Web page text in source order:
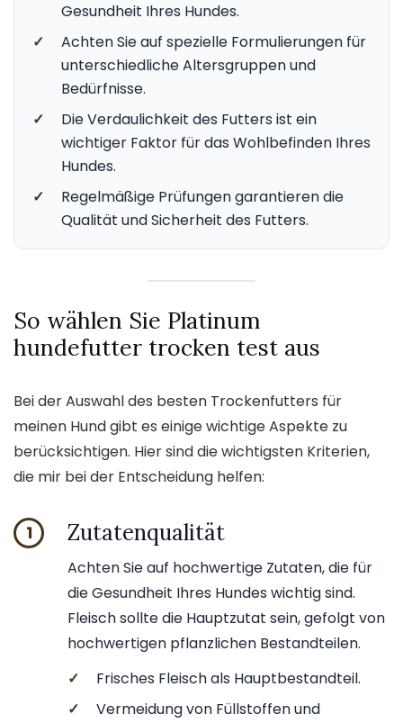
Gesundheit Ihres Hundes.
✓
Achten Sie auf spezielle Formulierungen für
unterschiedliche Altersgruppen und
Bedürfnisse.
✓
Die Verdaulichkeit des Futters ist ein
wichtiger Faktor für das Wohlbefinden Ihres
Hundes.
✓
Regelmäßige Prüfungen garantieren die
Qualität und Sicherheit des Futters.
So wählen Sie Platinum
hundefutter trocken test aus
Bei der Auswahl des besten Trockenfutters für
meinen Hund gibt es einige wichtige Aspekte zu
berücksichtigen. Hier sind die wichtigsten Kriterien,
die mir bei der Entscheidung helfen:
1 Zutatenqualität
Achten Sie auf hochwertige Zutaten, die für
die Gesundheit Ihres Hundes wichtig sind.
Fleisch sollte die Hauptzutat sein, gefolgt von
hochwertigen pflanzlichen Bestandteilen.
✓
Frisches Fleisch als Hauptbestandteil.
✓
Vermeidung von Füllstoffen und